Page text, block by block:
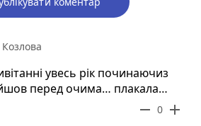
увесь рік починаючиз
перед очима… плакала…
remove 0 add